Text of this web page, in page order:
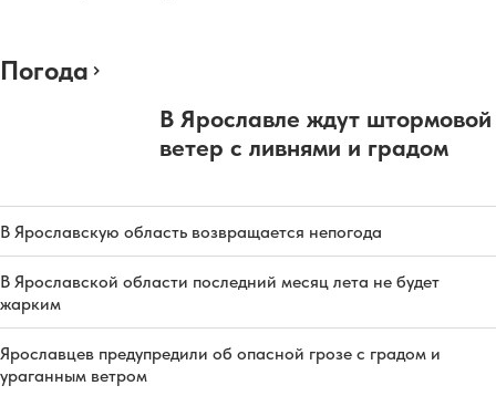
Погода
В Ярославле ждут штормовой
ветер с ливнями и градом
В Ярославскую область возвращается непогода
В Ярославской области последний месяц лета не будет
жарким
Ярославцев предупредили об опасной грозе с градом и
ураганным ветром